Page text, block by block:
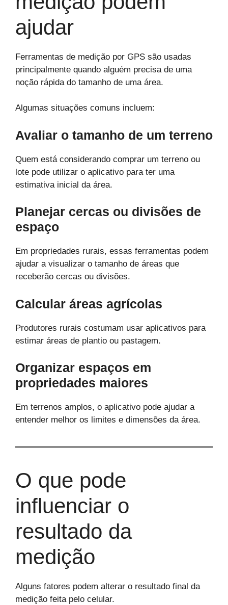
ajudar
Ferramentas de medição por GPS são usadas
principalmente quando alguém precisa de uma
noção rápida do tamanho de uma área.
Algumas situações comuns incluem:
Avaliar o tamanho de um terreno
Quem está considerando comprar um terreno ou
lote pode utilizar o aplicativo para ter uma
estimativa inicial da área.
Planejar cercas ou divisões de
espaço
Em propriedades rurais, essas ferramentas podem
ajudar a visualizar o tamanho de áreas que
receberão cercas ou divisões.
Calcular áreas agrícolas
Produtores rurais costumam usar aplicativos para
estimar áreas de plantio ou pastagem.
Organizar espaços em
propriedades maiores
Em terrenos amplos, o aplicativo pode ajudar a
entender melhor os limites e dimensões da área.
O que pode
influenciar o
resultado da
medição
Alguns fatores podem alterar o resultado final da
medição feita pelo celular.